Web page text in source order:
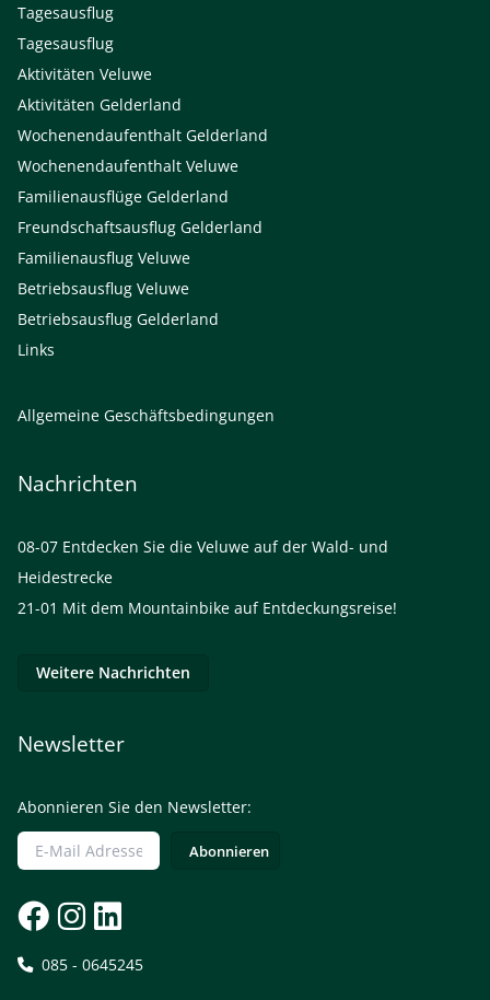
Tagesausflug
Tagesausflug
Aktivitäten Veluwe
Aktivitäten Gelderland
Wochenendaufenthalt Gelderland
Wochenendaufenthalt Veluwe
Familienausflüge Gelderland
Freundschaftsausflug Gelderland
Familienausflug Veluwe
Betriebsausflug Veluwe
Betriebsausflug Gelderland
Links
Allgemeine Geschäftsbedingungen
Nachrichten
08-07 Entdecken Sie die Veluwe auf der Wald- und
Heidestrecke
21-01 Mit dem Mountainbike auf Entdeckungsreise!
Weitere Nachrichten
Newsletter
Abonnieren Sie den Newsletter:
085 - 0645245